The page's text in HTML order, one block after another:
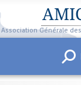
Association Générale